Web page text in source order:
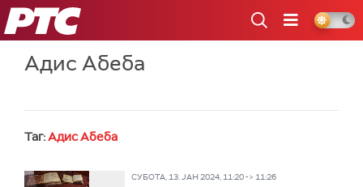
РТС
Адис Абеба
Таг:Адис Абеба
СУБОТА, 13. ЈАН 2024, 11:20 -> 11:26